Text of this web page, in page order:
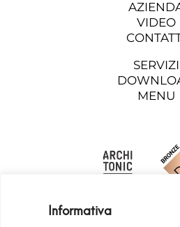
Informativa
VIDEO
SERVIZI
MENU